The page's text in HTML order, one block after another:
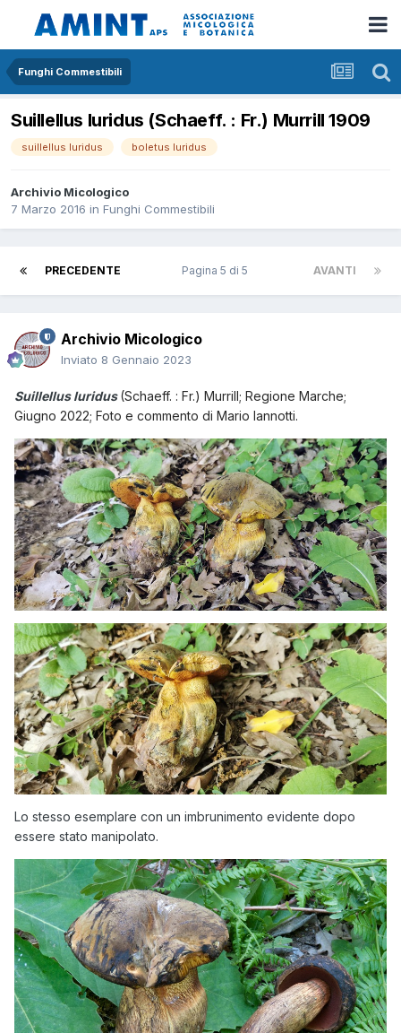
Funghi Commestibili
Suillellus luridus (Schaeff. : Fr.) Murrill 1909
suillellus luridus boletus luridus
Archivio Micologico
7 Marzo 2016 in Funghi Commestibili
PRECEDENTE AVANTI
Pagina 5 di 5
Archivio Micologico
Inviato 8 Gennaio 2023
Suillellus luridus (Schaeff. : Fr.) Murrill; Regione Marche;
Giugno 2022; Foto e commento di Mario Iannotti.
Lo stesso esemplare con un imbrunimento evidente dopo
essere stato manipolato.